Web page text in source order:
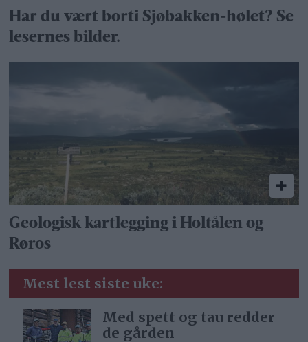
Har du vært borti Sjøbakken-hølet? Se
lesernes bilder.
Geologisk kartlegging i Holtålen og
Røros
Mest lest siste uke:
Med spett og tau redder
de gården